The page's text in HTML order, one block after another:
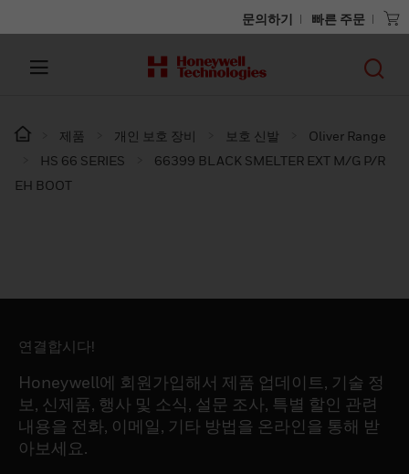
문의하기 빠른 주문
제품 개인 보호 장비 보호 신발
Oliver Range
HS 66 SERIES
66399 BLACK SMELTER EXT M/G P/R
EH BOOT
연결합시다!
Honeywell에 회원가입해서 제품 업데이트, 기술 정
보, 신제품, 행사 및 소식, 설문 조사, 특별 할인 관련
내용을 전화, 이메일, 기타 방법을 온라인을 통해 받
아보세요.